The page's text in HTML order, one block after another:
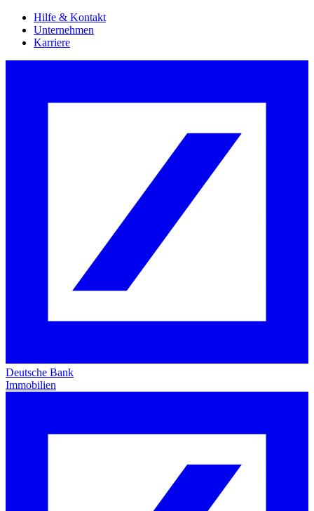
Hilfe & Kontakt
Unternehmen
Karriere
Deutsche Bank
Immobilien